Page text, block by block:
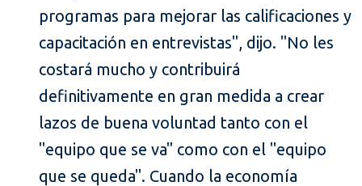
programas para mejorar las calificaciones y
capacitación en entrevistas", dijo. "No les
costará mucho y contribuirá
definitivamente en gran medida a crear
lazos de buena voluntad tanto con el
"equipo que se va" como con el "equipo
que se queda". Cuando la economía